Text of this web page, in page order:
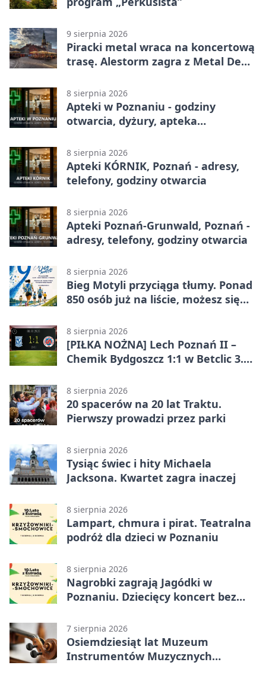
9 sierpnia 2026
Piracki metal wraca na koncertową
trasę. Alestorm zagra z Metal De
8 sierpnia 2026
Apteki w Poznaniu - godziny
otwarcia, dyżury, apteka
8 sierpnia 2026
Apteki KÓRNIK, Poznań - adresy,
telefony, godziny otwarcia
8 sierpnia 2026
Apteki Poznań-Grunwald, Poznań -
adresy, telefony, godziny otwarcia
8 sierpnia 2026
Bieg Motyli przyciąga tłumy. Ponad
850 osób już na liście, możesz się
8 sierpnia 2026
[PIŁKA NOŻNA] Lech Poznań II –
Chemik Bydgoszcz 1:1 w Betclic 3.
Wronkach
8 sierpnia 2026
20 spacerów na 20 lat Traktu.
Pierwszy prowadzi przez parki
8 sierpnia 2026
Tysiąc świec i hity Michaela
Jacksona. Kwartet zagra inaczej
8 sierpnia 2026
Lampart, chmura i pirat. Teatralna
podróż dla dzieci w Poznaniu
8 sierpnia 2026
Nagrobki zagrają Jagódki w
Poznaniu. Dziecięcy koncert bez
7 sierpnia 2026
Osiemdziesiąt lat Muzeum
Instrumentów Muzycznych